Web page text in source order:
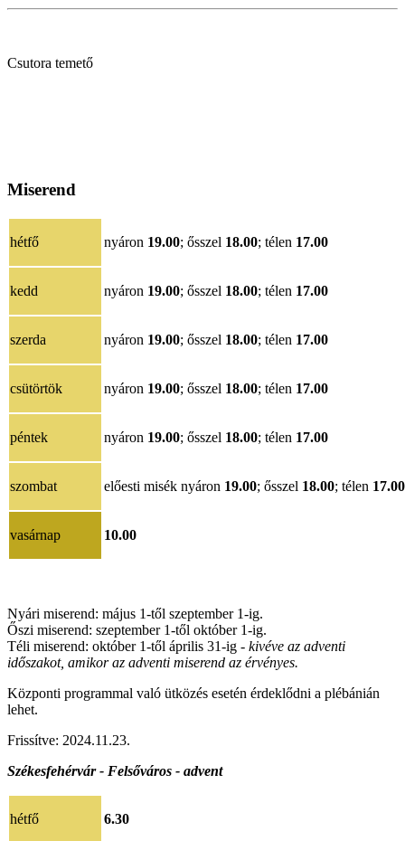
Csutora temető
Miserend
hétfő nyáron 19.00; ősszel 18.00; télen 17.00
kedd nyáron 19.00; ősszel 18.00; télen 17.00
szerda nyáron 19.00; ősszel 18.00; télen 17.00
csütörtök nyáron 19.00; ősszel 18.00; télen 17.00
péntek nyáron 19.00; ősszel 18.00; télen 17.00
szombat előesti misék nyáron 19.00; ősszel 18.00; télen 17.00
vasárnap 10.00
Nyári miserend: május 1-től szeptember 1-ig.
Őszi miserend: szeptember 1-től október 1-ig.
Téli miserend: október 1-től április 31-ig - kivéve az adventi
időszakot, amikor az adventi miserend az érvényes.
Központi programmal való ütközés esetén érdeklődni a plébánián
lehet.
Frissítve: 2024.11.23.
Székesfehérvár - Felsőváros - advent
hétfő 6.30